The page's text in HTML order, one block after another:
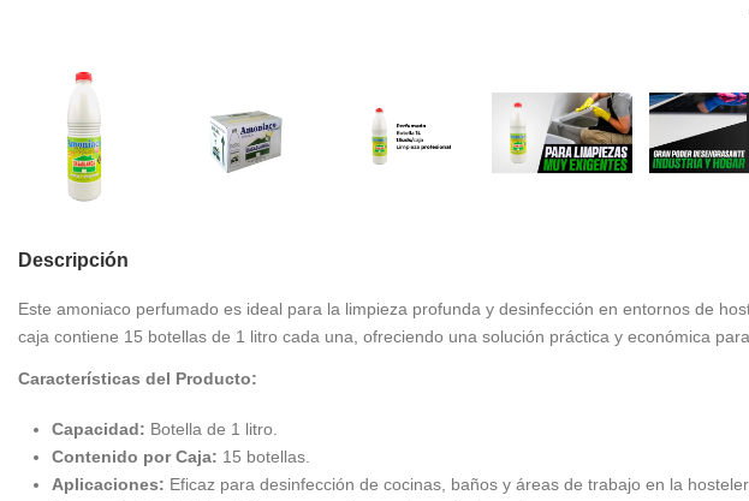
Descripción
Este amoniaco perfumado es ideal para la limpieza profunda y desinfección en entornos de
caja contiene 15 botellas de 1 litro cada una, ofreciendo una solución práctica y económica
Características del Producto:
Capacidad: Botella de 1 litro.
Contenido por Caja: 15 botellas.
Aplicaciones: Eficaz para desinfección de cocinas, baños y áreas de trabajo en la